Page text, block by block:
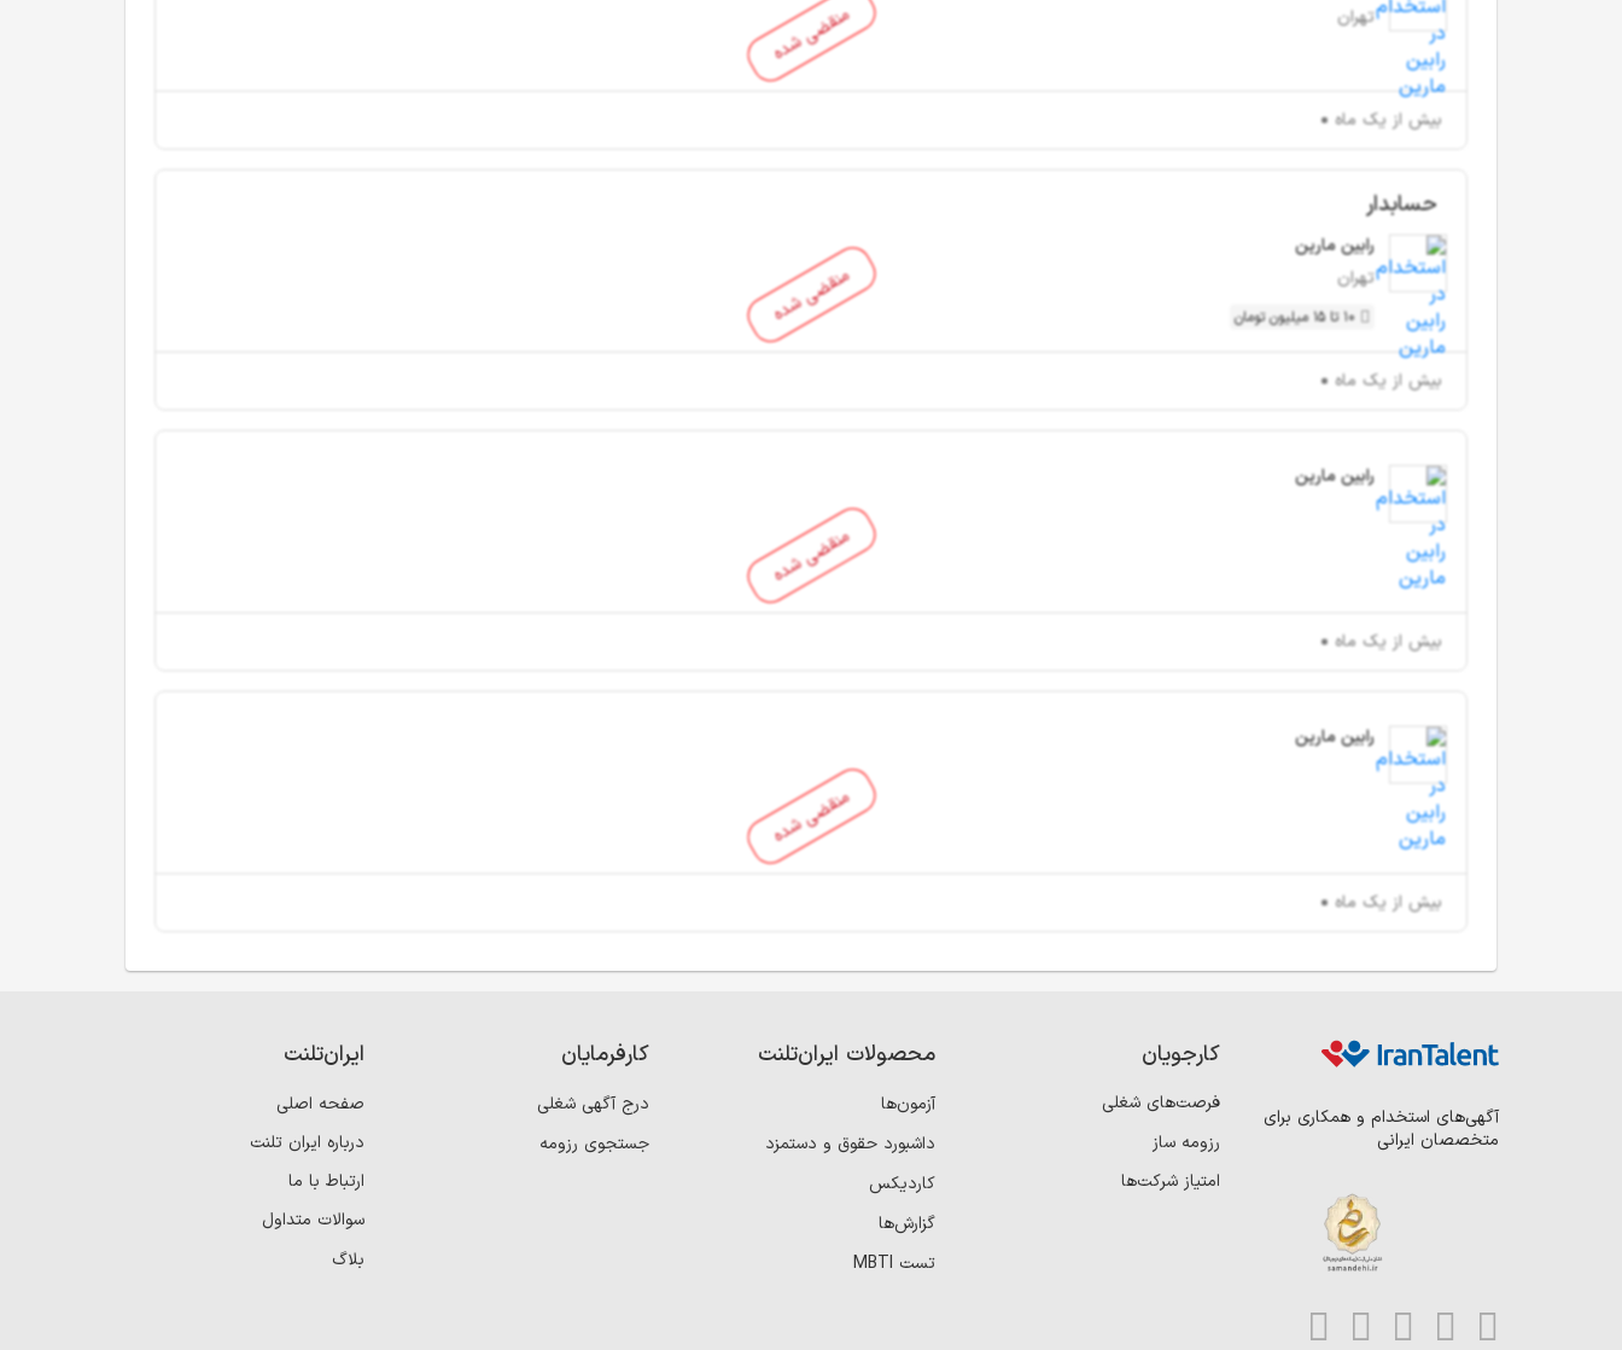
منقضی شده
تهران
بیش از یک ماه
منقضی شده
حسابدار
رابین مارین
تهران
10 تا 15 میلیون تومان
بیش از یک ماه
منقضی شده
رابین مارین
بیش از یک ماه
منقضی شده
رابین مارین
بیش از یک ماه
آگهی‌های استخدام و همکاری برای
متخصصان ایرانی
کارجویان
فرصت‌های شغلی
رزومه ساز
امتیاز شرکت‌ها
محصولات ایران‌تلنت
آزمون‌ها
داشبورد حقوق و دستمزد
کاردیکس
گزارش‌ها
تست MBTI
کارفرمایان
درج آگهی شغلی
جستجوی رزومه
ایران‌تلنت
صفحه اصلی
درباره ایران تلنت
ارتباط با ما
سوالات متداول
بلاگ